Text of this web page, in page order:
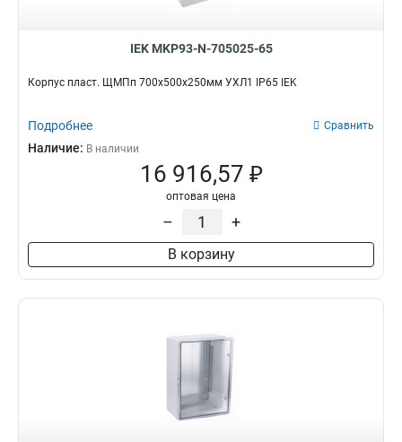
IEK MKP93-N-705025-65
Корпус пласт. ЩМПп 700х500х250мм УХЛ1 IP65 IEK
Подробнее Сравнить
Наличие: В наличии
16 916,57 ₽
оптовая цена
– +
В корзину